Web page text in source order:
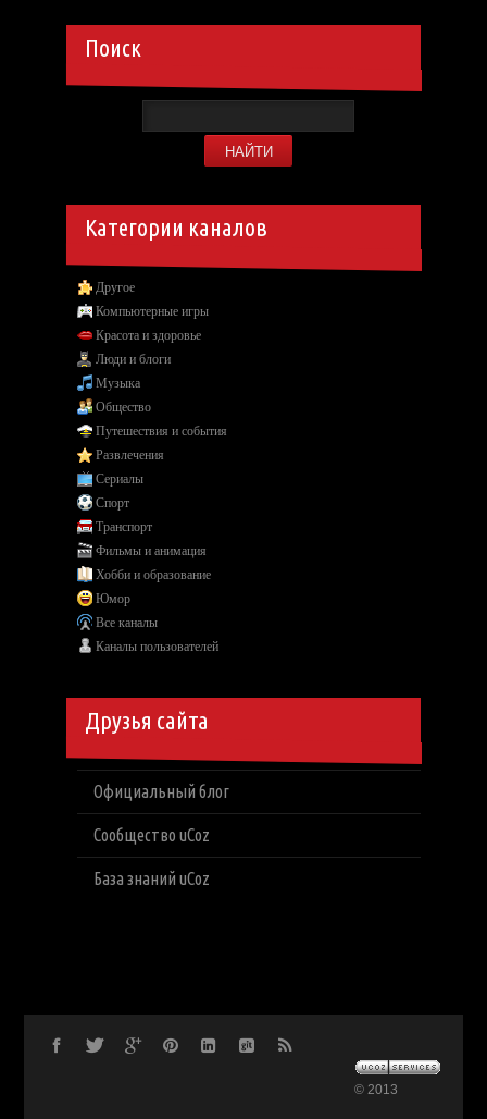
Поиск
Категории каналов
Другое
Компьютерные игры
Красота и здоровье
Люди и блоги
Музыка
Общество
Путешествия и события
Развлечения
Сериалы
Спорт
Транспорт
Фильмы и анимация
Хобби и образование
Юмор
Все каналы
Каналы пользователей
Друзья сайта
Официальный блог
Сообщество uCoz
База знаний uCoz
© 2013